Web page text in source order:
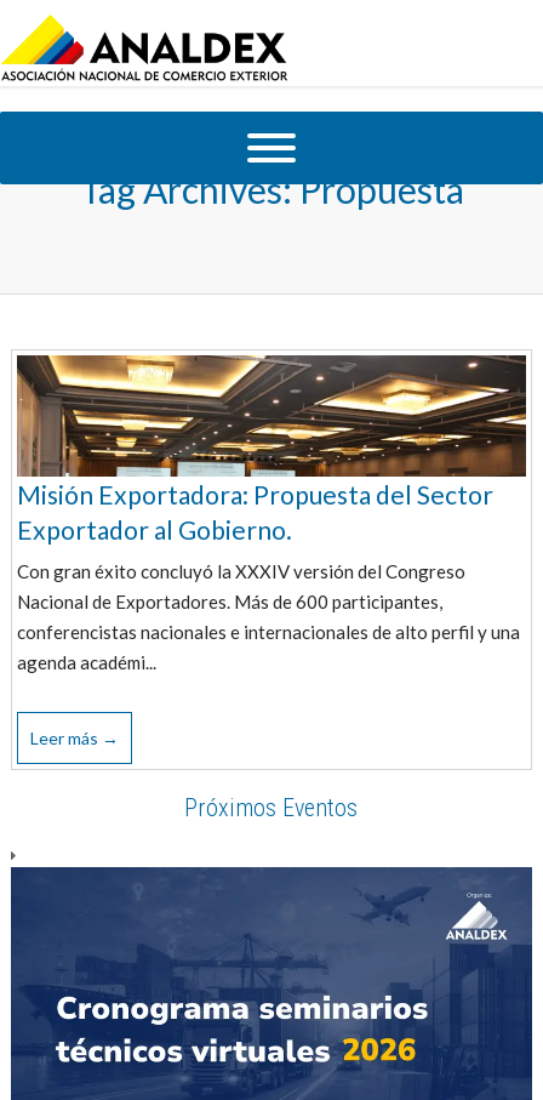
Tag Archives:Propuesta
Misión Exportadora: Propuesta del Sector
Exportador al Gobierno.
Con gran éxito concluyó la XXXIV versión del Congreso
Nacional de Exportadores. Más de 600 participantes,
conferencistas nacionales e internacionales de alto perfil y una
agenda académi...
Leer más →
Próximos Eventos